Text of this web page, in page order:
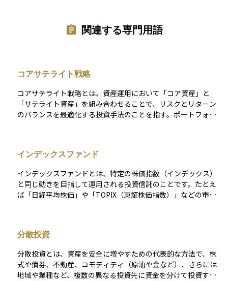
関連する専門用語
コアサテライト戦略
コアサテライト戦略とは、資産運用において「コア資産」と
「サテライト資産」を組み合わせることで、リスクとリターン
のバランスを最適化する投資手法のことを指す。ポートフォリ
により、安定性を維持しながら市場環境の変化に柔軟に対応
し、資産の成長を図ることができる。
インデックスファンド
インデックスファンドとは、特定の株価指数（インデックス）
と同じ動きを目指して運用される投資信託のことです。たとえ
ば「日経平均株価」や「TOPIX（東証株価指数）」などの市場
め、手数料が比較的安いことも魅力の一つです。投資初心者に
とっては、安定した長期運用の第一歩として選びやすいファン
ドの一つです。
分散投資
分散投資とは、資産を安全に増やすための代表的な方法で、株
式や債券、不動産、コモディティ（原油や金など）、さらには
地域や業種など、複数の異なる投資先に資金を分けて投資する